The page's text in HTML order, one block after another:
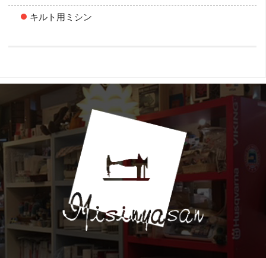
キルト用ミシン